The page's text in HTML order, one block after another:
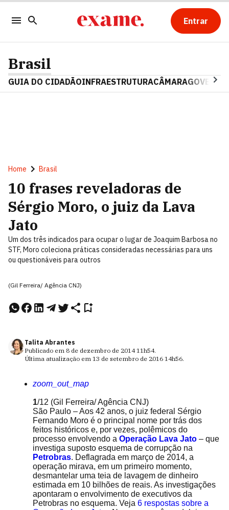
Entrar
Brasil
GUIA DO CIDADÃOINFRAESTRUTURACÂMARAGOVERNO
Home Brasil
10 frases reveladoras de
Sérgio Moro, o juiz da Lava
Jato
Um dos três indicados para ocupar o lugar de Joaquim Barbosa no
STF, Moro coleciona práticas consideradas necessárias para uns
ou questionáveis para outros
(Gil Ferreira/ Agência CNJ)
Talita Abrantes
Publicado em 8 de dezembro de 2014 11h54.
Última atualização em 13 de setembro de 2016 14h56.
zoom_out_map
1/12 (Gil Ferreira/ Agência CNJ)
São Paulo – Aos 42 anos, o juiz federal Sérgio
Fernando Moro é o principal nome por trás dos
feitos históricos e, por vezes, polêmicos do
processo envolvendo a Operação Lava Jato – que
investiga suposto esquema de corrupção na
Petrobras. Deflagrada em março de 2014, a
operação mirava, em um primeiro momento,
desmantelar uma teia de lavagem de dinheiro
estimada em 10 bilhões de reais. As investigações
apontaram o envolvimento de executivos da
Petrobras no esquema. Veja 6 respostas sobre a